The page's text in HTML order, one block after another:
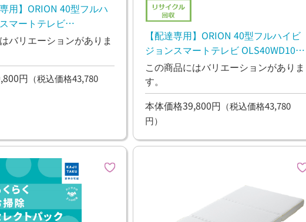
用】ORION 40型フルハ
マートテレビ
OLS40WD10
バリエーションがありま
円 （税込価格43,780
【配達専用】ORION 40型フルハイビ
ジョンスマートテレビ OLS40WD10
OLS40WD10
この商品にはバリエーションがありま
す。
本体価格39,800円 （税込価格43,780
円）